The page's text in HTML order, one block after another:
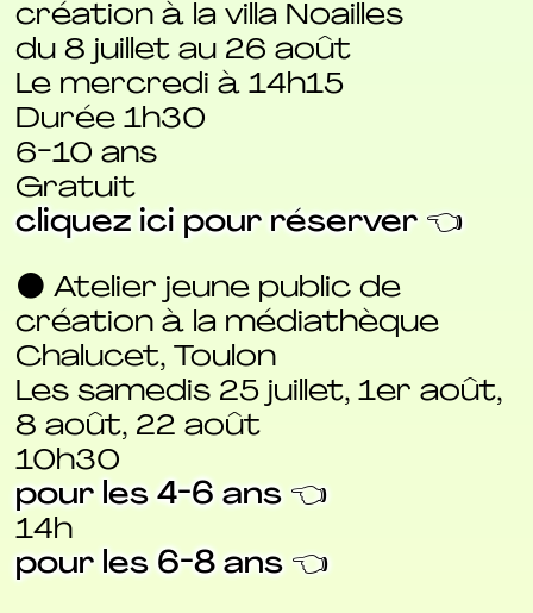
création à la villa Noailles
du 8 juillet au 26 août
Le mercredi à 14h15
Durée 1h30
6-10 ans
Gratuit
cliquez ici pour réserver 👈
⚫ Atelier jeune public de
création à la médiathèque
Chalucet, Toulon
Les samedis 25 juillet, 1er août,
8 août, 22 août
10h30
pour les 4-6 ans 👈
14h
pour les 6-8 ans 👈